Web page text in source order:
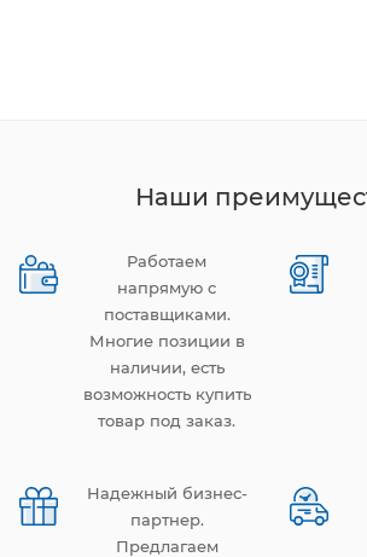
Наши
Работаем
напрямую с
поставщиками.
Многие позиции в
наличии, есть
возможность купить
товар под заказ.
Надежный бизнес-
партнер.
Предлагаем